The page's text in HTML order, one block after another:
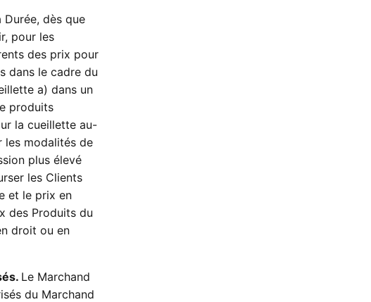
dès que
pour les
des prix pour
dans le cadre du
a) dans un
produits
la cueillette au-
les modalités de
plus élevé
les Clients
et le prix en
des Produits du
droit ou en
Le Marchand
du Marchand